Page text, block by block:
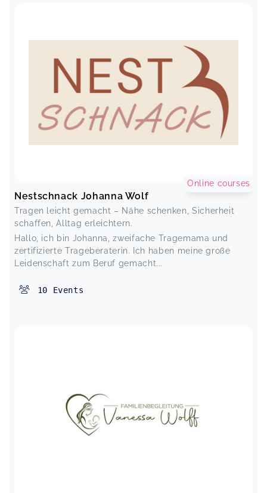
Nestschnack Johanna Wolf
Tragen leicht gemacht – Nähe schenken, Sicherheit
schaffen, Alltag erleichtern.
Hallo, ich bin Johanna, zweifache Tragemama und
zertifizierte Trageberaterin. Ich haben meine große
Leidenschaft zum Beruf gemacht...
Online courses
10 Events